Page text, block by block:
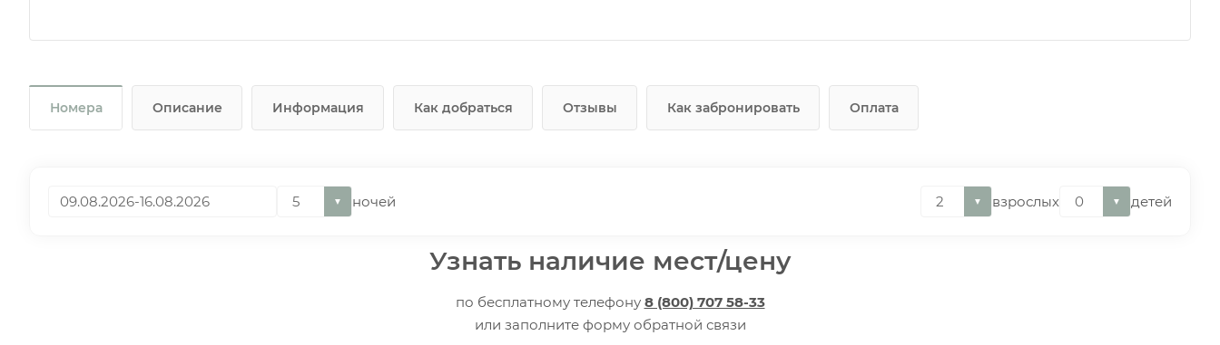
Номера Описание Информация Как добраться Отзывы Как забронировать Оплата
▼ ночей ▼ взрослых ▼ детей
Узнать наличие мест/цену
по бесплатному телефону 8 (800) 707 58-33
или заполните форму обратной связи